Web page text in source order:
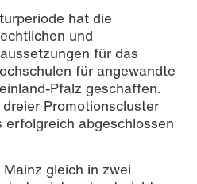
hat die
und
für das
für angewandte
Pfalz geschaffen.
Promotionscluster
erfolgreich abgeschlossen
gleich in zwei